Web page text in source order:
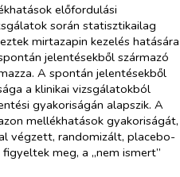
előfordulási
során statisztikailag
mirtazapin kezelés hatására
jelentésekből származó
A spontán jelentésekből
a klinikai vizsgálatokból
gyakoriságán alapszik. A
mellékhatások gyakoriságát,
végzett, randomizált, placebo-
meg, a „nem ismert”